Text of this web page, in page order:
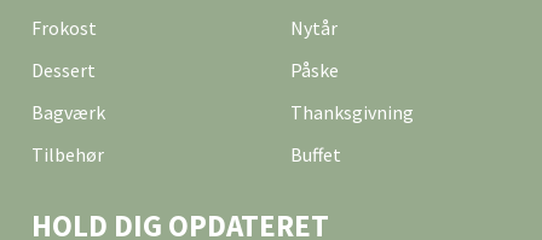
Frokost
Dessert
Bagværk
Tilbehør
Nytår
Påske
Thanksgivning
Buffet
HOLD DIG OPDATERET